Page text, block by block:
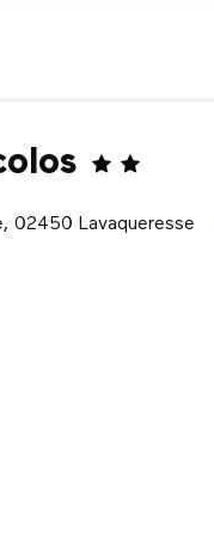
02450 Lavaqueresse